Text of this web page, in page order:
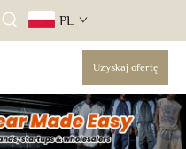
PL
Uzyskaj ofertę